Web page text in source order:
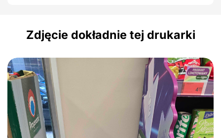
Zdjęcie dokładnie tej drukarki